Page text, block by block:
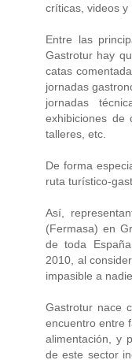
críticas, videos y
Entre las
Gastrotur hay
catas
jornadas
jornadas
exhibiciones de
talleres, etc.
De forma
ruta turístico-
Así,
(Fermasa) en
de toda
2010, al
impasible a nadie.
Gastrotur nace
encuentro entre
alimentación, y
de este sector